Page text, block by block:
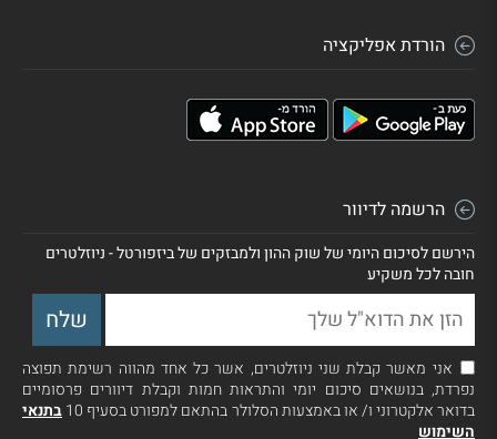
הורדת אפליקציה
הרשמה לדיוור
הירשם לסיכום היומי של שוק ההון ולמבזקים של ביזפורטל - ניוזלטרים
חובה לכל משקיע
אני מאשר קבלת שני ניוזלטרים, אשר כל אחד מהווה רשימת תפוצה
נפרדת, בנושאים סיכום יומי והתראות חמות וקבלת דיוורים פרסומיים
בדואר אלקטרוני ו/ או באמצעות הסלולר בהתאם למפורט בסעיף 10
בתנאי
השימוש